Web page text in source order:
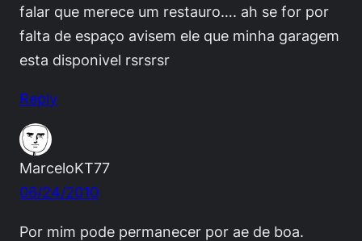
falar que merece um restauro…. ah se for por
falta de espaço avisem ele que minha garagem
esta disponivel rsrsrsr
Reply
MarceloKT77
06/24/2010
Por mim pode permanecer por ae de boa.